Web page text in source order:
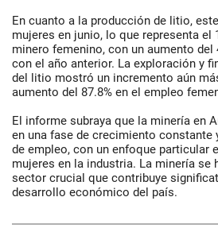
En cuanto a la producción de litio,
mujeres en junio, lo que representa el
minero femenino, con un aumento del
con el año anterior. La exploración y
del litio mostró un incremento aún
aumento del 87.8% en el empleo
El informe subraya que la minería en
en una fase de crecimiento
de empleo, con un enfoque particular
mujeres en la industria. La minería se
sector crucial que contribuye
desarrollo económico del país.